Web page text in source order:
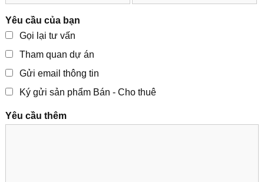
Yêu cầu của bạn
Gọi lại tư vấn
Tham quan dự án
Gửi email thông tin
Ký gửi sản phẩm Bán - Cho thuê
Yêu cầu thêm